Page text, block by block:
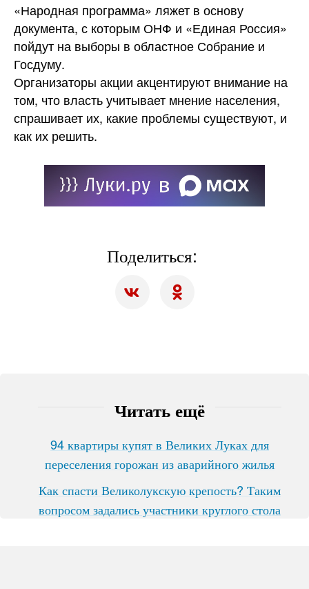
«Народная программа» ляжет в основу
документа, с которым ОНФ и «Единая Россия»
пойдут на выборы в областное Собрание и
Госдуму.
Организаторы акции акцентируют внимание на
том, что власть учитывает мнение населения,
спрашивает их, какие проблемы существуют, и
как их решить.
Поделиться:
Читать ещё
94 квартиры купят в Великих Луках для
переселения горожан из аварийного жилья
Как спасти Великолукскую крепость? Таким
вопросом задались участники круглого стола